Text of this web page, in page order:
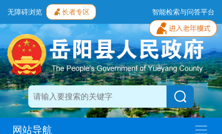
无障碍浏览 长者专区 智能检索与问答平台
网站导航